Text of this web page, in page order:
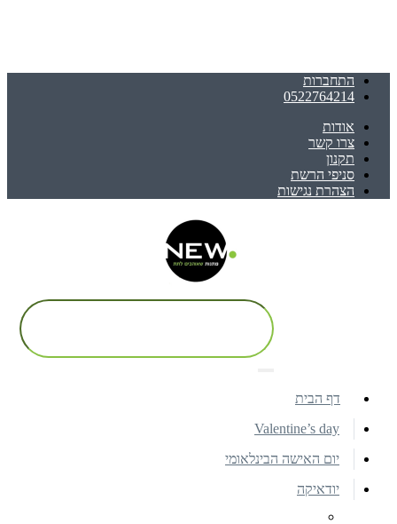
התחברות
0522764214
אודות
צרו קשר
תקנון
סניפי הרשת
הצהרת נגישות
דף הבית
Valentine’s day
יום האישה הבינלאומי
יודאיקה